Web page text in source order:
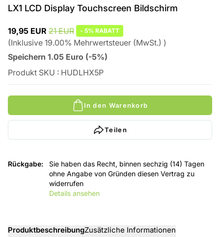
LX1 LCD Display Touchscreen Bildschirm
19,95 EUR 21 EUR - 5% RABATT
(Inklusive 19.00% Mehrwertsteuer (MwSt.) )
Speichern 1.05 Euro (-5%)
Produkt SKU : HUDLHX5P
In den Warenkorb
Teilen
Rückgabe:
Sie haben das Recht, binnen sechzig (14) Tagen
ohne Angabe von Gründen diesen Vertrag zu
widerrufen
Details ansehen
ProduktbeschreibungZusätzliche Informationen